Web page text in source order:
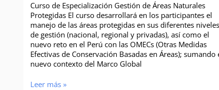
Curso de Especialización Gestión de Áreas Naturales
Protegidas El curso desarrollará en los participantes el
manejo de las áreas protegidas en sus diferentes
de gestión (nacional, regional y privadas), así como el
nuevo reto en el Perú con las OMECs (Otras Medidas
Efectivas de Conservación Basadas en Áreas); sumando
nuevo contexto del Marco Global
Leer más »